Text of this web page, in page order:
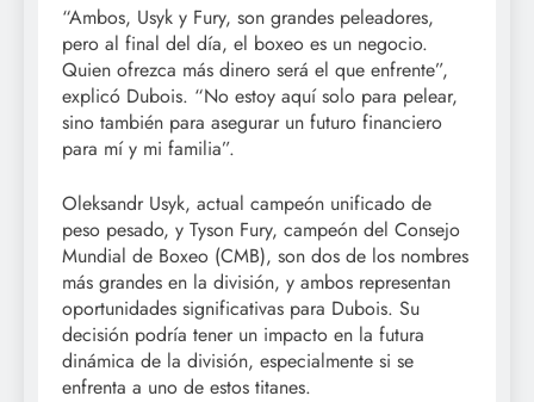
“Ambos, Usyk y Fury, son grandes peleadores,
pero al final del día, el boxeo es un negocio.
Quien ofrezca más dinero será el que enfrente”,
explicó Dubois. “No estoy aquí solo para pelear,
sino también para asegurar un futuro financiero
para mí y mi familia”.
Oleksandr Usyk, actual campeón unificado de
peso pesado, y Tyson Fury, campeón del Consejo
Mundial de Boxeo (CMB), son dos de los nombres
más grandes en la división, y ambos representan
oportunidades significativas para Dubois. Su
decisión podría tener un impacto en la futura
dinámica de la división, especialmente si se
enfrenta a uno de estos titanes.